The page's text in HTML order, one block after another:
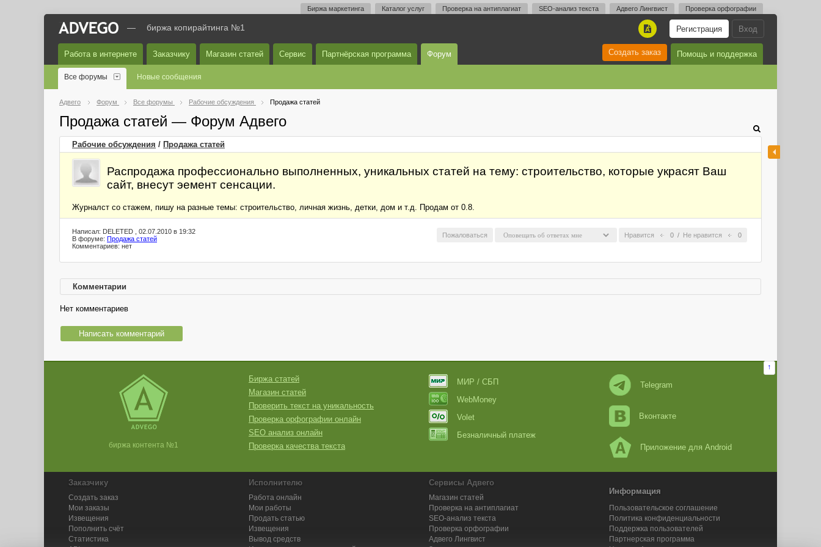
Биржа маркетинга Каталог услуг Проверка на антиплагиат SEO-анализ текста Адвего Лингвист Проверка орфографии
Вход
Регистрация
A
— биржа копирайтинга №1
Работа в интернете Заказчику Магазин статей Сервис Партнёрская программа Форум Помощь и поддержка
Создать заказ
Все форумы Новые сообщения
Адвего Форум Все форумы Рабочие обсуждения Продажа статей
Продажа статей — Форум Адвего
Рабочие обсуждения / Продажа статей
Распродажа профессионально выполненных, уникальных статей на тему: строительство, которые украсят Ваш
сайт, внесут эемент сенсации.
Журналст со стажем, пишу на разные темы: строительство, личная жизнь, детки, дом и т.д. Продам от 0.8.
Нравится 0 / Не нравится 0
Пожаловаться
Написал: DELETED , 02.07.2010 в 19:32
В форуме: Продажа статей
Комментариев: нет
Комментарии
Нет комментариев
Написать комментарий
↑
биржа контента №1
Биржа статей
Магазин статей
Проверить текст на уникальность
Проверка орфографии онлайн
SEO анализ онлайн
Проверка качества текста
МИР / СБП
WebMoney
Volet
Безналичный платеж
Telegram
Вконтакте
Приложение для Android
Заказчику
Создать заказ
Мои заказы
Извещения
Пополнить счёт
Статистика
Исполнителю
Работа онлайн
Мои работы
Продать статью
Извещения
Вывод средств
Сервисы Адвего
Магазин статей
Проверка на антиплагиат
SEO-анализ текста
Проверка орфографии
Адвего Лингвист
Информация
Пользовательское соглашение
Политика конфиденциальности
Поддержка пользователей
Партнерская программа